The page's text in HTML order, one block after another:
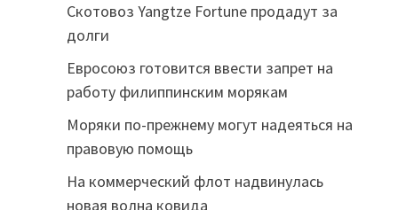
Скотовоз Yangtze Fortune продадут за
долги
Евросоюз готовится ввести запрет на
работу филиппинским морякам
Моряки по-прежнему могут надеяться на
правовую помощь
На коммерческий флот надвинулась
новая волна ковида